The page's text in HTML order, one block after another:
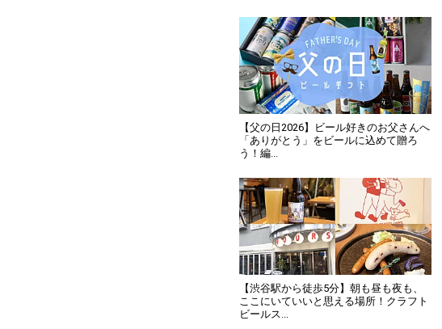
【父の日2026】ビール好きのお父さんへ
「ありがとう」をビールに込めて贈ろ
う！編...
【渋谷駅から徒歩5分】朝も昼も夜も、
ここにいていいと思える場所！クラフト
ビールス...